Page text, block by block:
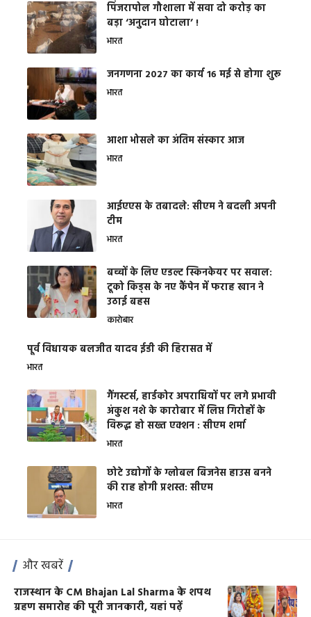
​पिंजरापोल गौशाला में सवा दो करोड़ का
बड़ा ‘अनुदान घोटाला’ !
भारत
जनगणना 2027 का कार्य 16 मई से होगा शुरू
भारत
आशा भोसले का अंतिम संस्कार आज
भारत
आईएएस के तबादले: सीएम ने बदली अपनी
टीम
भारत
बच्चों के लिए एडल्ट स्किनकेयर पर सवाल:
टूको किड्स के नए कैंपेन में फराह खान ने
उठाई बहस
कारोबार
पूर्व विधायक बलजीत यादव ईडी की हिरासत में
भारत
गैंगस्टर्स, हार्डकोर अपराधियों पर लगे प्रभावी
अंकुश नशे के कारोबार में लिप्त गिरोहों के
विरूद्ध हो सख्त एक्शन : सीएम शर्मा
भारत
छोटे उद्योगों के ग्लोबल बिजनेस हाउस बनने
की राह होगी प्रशस्त: सीएम
भारत
और खबरें
राजस्थान के CM Bhajan Lal Sharma के शपथ
ग्रहण समारोह की पूरी जानकारी, यहां पढ़ें